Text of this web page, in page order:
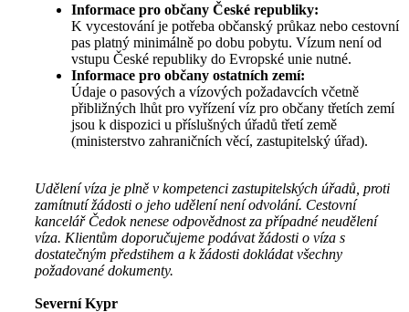
Informace pro občany České republiky:
K vycestování je potřeba občanský průkaz nebo cestovní
pas platný minimálně po dobu pobytu. Vízum není od
vstupu České republiky do Evropské unie nutné.
Informace pro občany ostatních zemí:
Údaje o pasových a vízových požadavcích včetně
přibližných lhůt pro vyřízení víz pro občany třetích zemí
jsou k dispozici u příslušných úřadů třetí země
(ministerstvo zahraničních věcí, zastupitelský úřad).
Udělení víza je plně v kompetenci zastupitelských úřadů, proti
zamítnutí žádosti o jeho udělení není odvolání. Cestovní
kancelář Čedok nenese odpovědnost za případné neudělení
víza. Klientům doporučujeme podávat žádosti o víza s
dostatečným předstihem a k žádosti dokládat všechny
požadované dokumenty.
Severní Kypr